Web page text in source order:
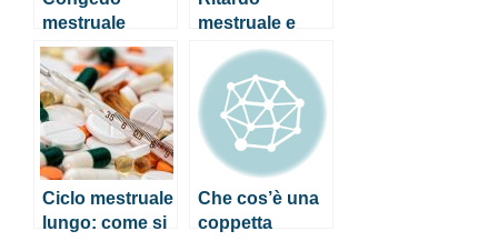
mestruale
anche in Italia?
Ecco come
funzionerebbe
mestruale e
pancia gonfia
Ciclo mestruale
lungo: come si
Che cos’è una
coppetta